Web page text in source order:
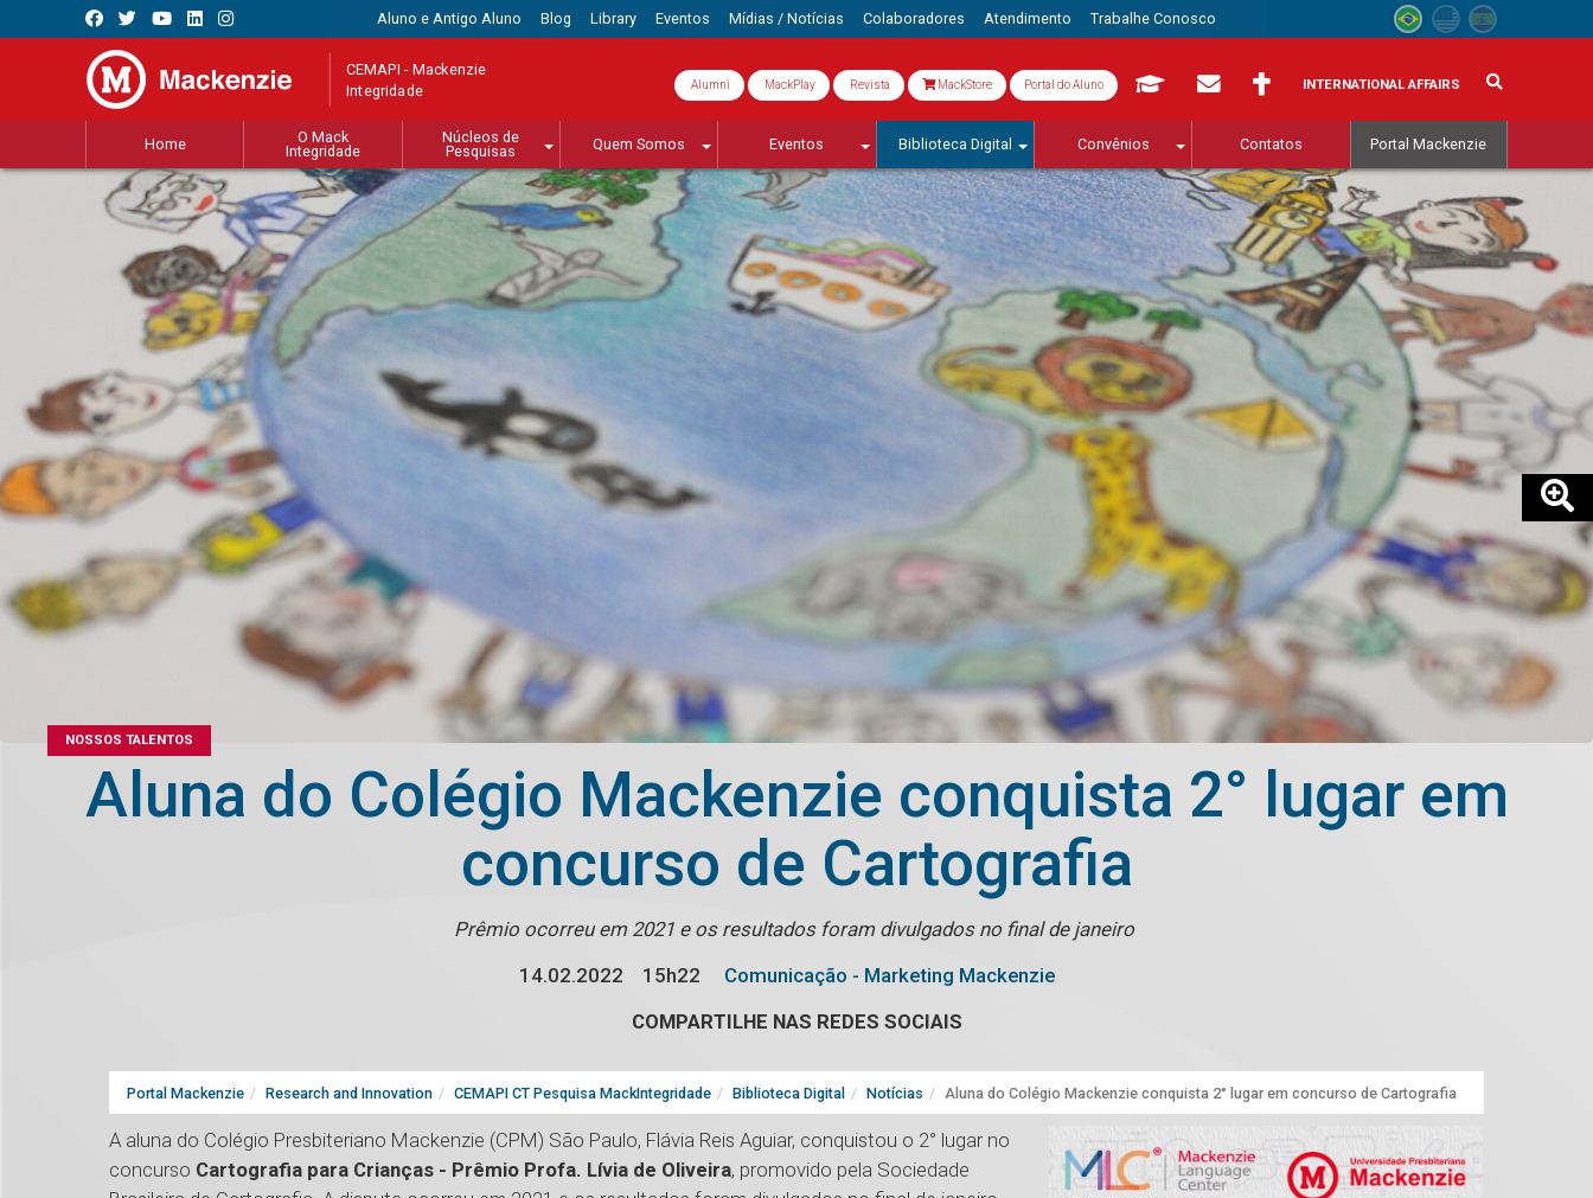
Aluno e Antigo Aluno Blog Library Eventos Mídias / Notícias Colaboradores Atendimento Trabalhe Conosco
CEMAPI - Mackenzie
Integridade Alumni MackPlay Revista MackStore Portal do Aluno INTERNATIONAL AFFAIRS
Home
O Mack
Integridade
Núcleos de
Pesquisas
Quem Somos Eventos Biblioteca Digital Convênios Contatos Portal Mackenzie
NOSSOS TALENTOS
Aluna do Colégio Mackenzie conquista 2° lugar em
concurso de Cartografia
Prêmio ocorreu em 2021 e os resultados foram divulgados no final de janeiro
14.02.2022
15h22
Comunicação - Marketing Mackenzie
COMPARTILHE NAS REDES SOCIAIS
Portal Mackenzie Research and Innovation CEMAPI CT Pesquisa MackIntegridade Biblioteca Digital Notícias Aluna do Colégio Mackenzie conquista 2° lugar em concurso de Cartografia
A aluna do Colégio Presbiteriano Mackenzie (CPM) São Paulo, Flávia Reis Aguiar, conquistou o 2° lugar no
concurso Cartografia para Crianças - Prêmio Profa. Lívia de Oliveira, promovido pela Sociedade